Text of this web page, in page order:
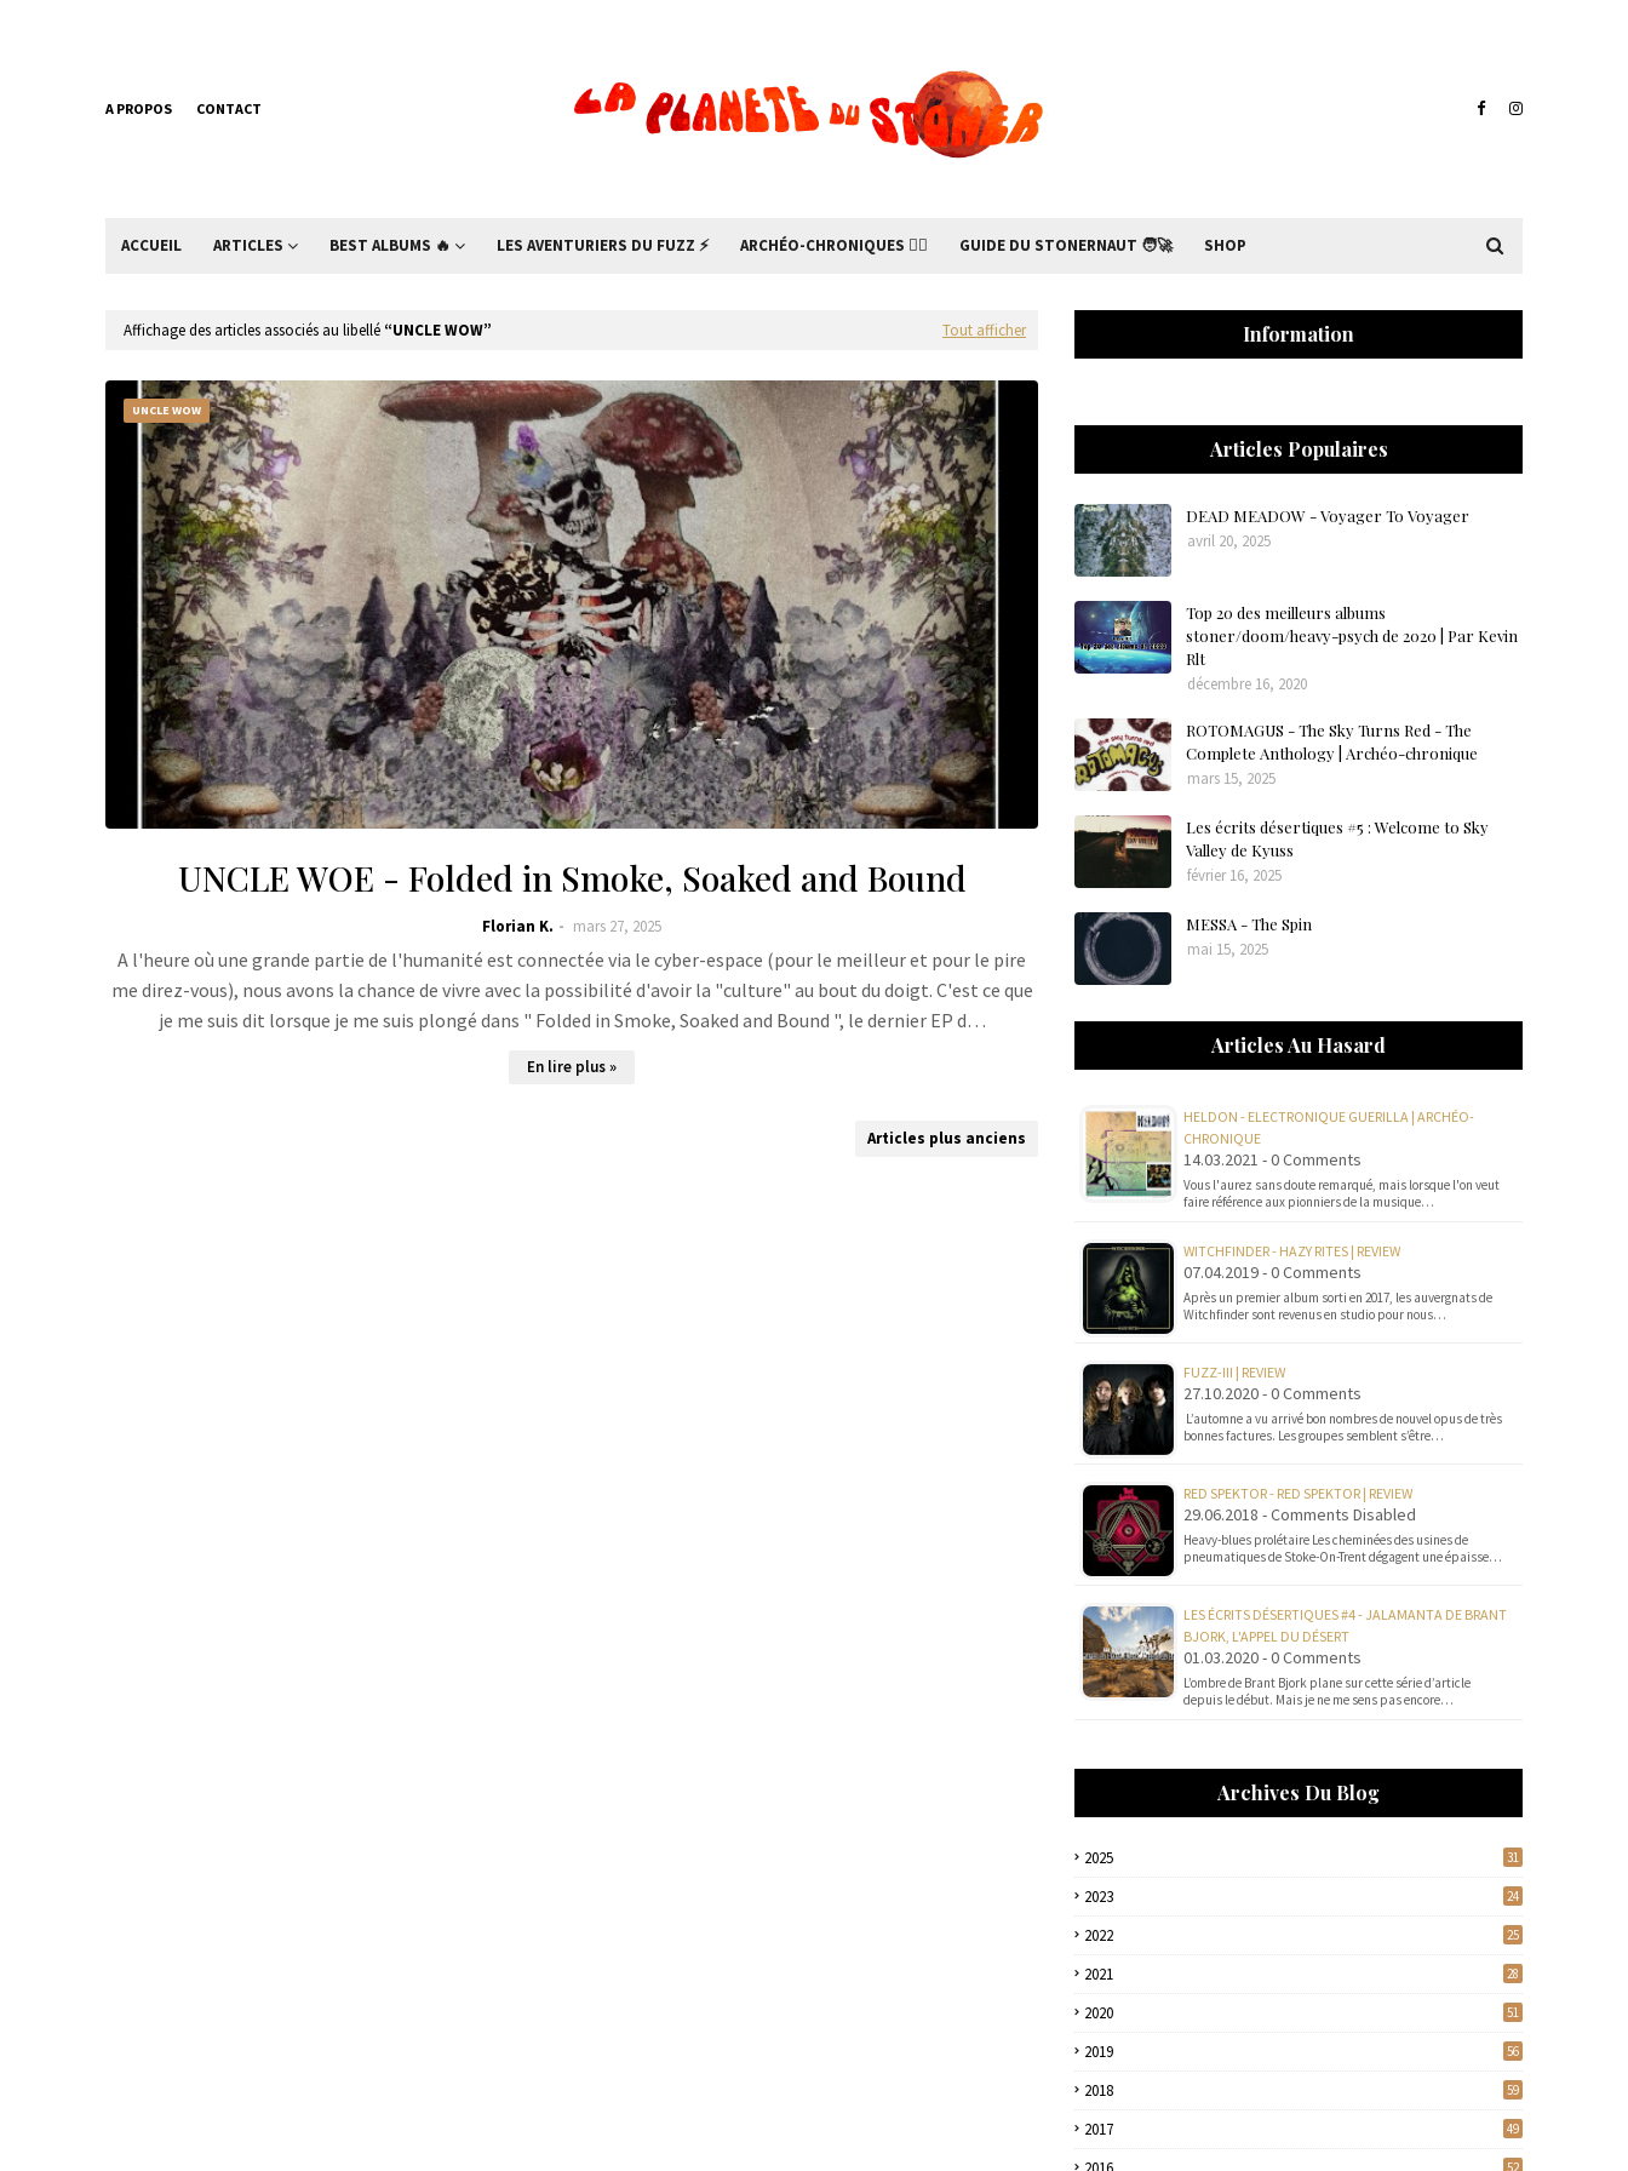
A PROPOS CONTACT
ACCUEIL ARTICLES BEST ALBUMS 🔥 LES AVENTURIERS DU FUZZ ⚡ ARCHÉO-CHRONIQUES 🧙‍♂ GUIDE DU STONERNAUT 🧑‍🚀 SHOP
Affichage des articles associés au libellé UNCLE WOW Tout afficher
UNCLE WOW
UNCLE WOE - Folded in Smoke, Soaked and Bound
Florian K. mars 27, 2025
A l'heure où une grande partie de l'humanité est connectée via le cyber-espace (pour le meilleur et pour le pire
me direz-vous), nous avons la chance de vivre avec la possibilité d'avoir la "culture" au bout du doigt. C'est ce que
je me suis dit lorsque je me suis plongé dans " Folded in Smoke, Soaked and Bound ", le dernier EP d…
En lire plus »
Articles plus anciens
Information
Articles Populaires
DEAD MEADOW - Voyager To Voyager
avril 20, 2025
Top 20 des meilleurs albums
stoner/doom/heavy-psych de 2020 | Par Kevin
Rlt
décembre 16, 2020
ROTOMAGUS - The Sky Turns Red - The
Complete Anthology | Archéo-chronique
mars 15, 2025
Les écrits désertiques #5 : Welcome to Sky
Valley de Kyuss
février 16, 2025
MESSA - The Spin
mai 15, 2025
Articles Au Hasard
HELDON - ELECTRONIQUE GUERILLA | ARCHÉO-
CHRONIQUE
14.03.2021 - 0 Comments
Vous l'aurez sans doute remarqué, mais lorsque l'on veut
faire référence aux pionniers de la musique…
WITCHFINDER - HAZY RITES | REVIEW
07.04.2019 - 0 Comments
Après un premier album sorti en 2017, les auvergnats de
Witchfinder sont revenus en studio pour nous…
FUZZ-III | REVIEW
27.10.2020 - 0 Comments
L’automne a vu arrivé bon nombres de nouvel opus de très
bonnes factures. Les groupes semblent s’être…
RED SPEKTOR - RED SPEKTOR | REVIEW
29.06.2018 - Comments Disabled
Heavy-blues prolétaire Les cheminées des usines de
pneumatiques de Stoke-On-Trent dégagent une épaisse…
LES ÉCRITS DÉSERTIQUES #4 - JALAMANTA DE BRANT
BJORK, L'APPEL DU DÉSERT
01.03.2020 - 0 Comments
L’ombre de Brant Bjork plane sur cette série d’article
depuis le début. Mais je ne me sens pas encore…
Archives Du Blog
2025 31
2023 24
2022 25
2021 28
2020 51
2019 56
2018 59
2017 49
52